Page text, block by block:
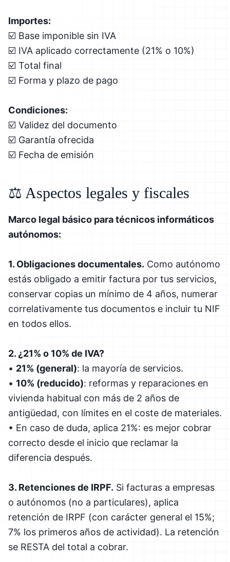
Importes:
☑️ Base imponible sin IVA
☑️ IVA aplicado correctamente (21% o 10%)
☑️ Total final
☑️ Forma y plazo de pago
Condiciones:
☑️ Validez del documento
☑️ Garantía ofrecida
☑️ Fecha de emisión
⚖️ Aspectos legales y fiscales
Marco legal básico para técnicos informáticos
autónomos:
1. Obligaciones documentales. Como autónomo
estás obligado a emitir factura por tus servicios,
conservar copias un mínimo de 4 años, numerar
correlativamente tus documentos e incluir tu NIF
en todos ellos.
2. ¿21% o 10% de IVA?
• 21% (general): la mayoría de servicios.
• 10% (reducido): reformas y reparaciones en
vivienda habitual con más de 2 años de
antigüedad, con límites en el coste de materiales.
• En caso de duda, aplica 21%: es mejor cobrar
correcto desde el inicio que reclamar la
diferencia después.
3. Retenciones de IRPF. Si facturas a empresas
o autónomos (no a particulares), aplica
retención de IRPF (con carácter general el 15%;
7% los primeros años de actividad). La retención
se RESTA del total a cobrar.